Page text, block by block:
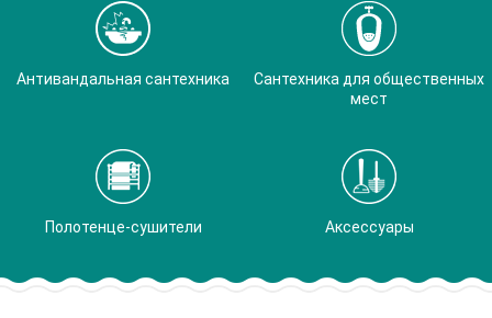
Антивандальная сантехника
Сантехника для общественных
мест
Полотенце-сушители Аксессуары